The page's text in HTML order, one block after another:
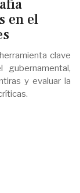
en el
clave
y evaluar la